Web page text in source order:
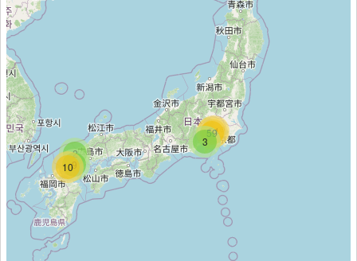
2
109
59
3
54